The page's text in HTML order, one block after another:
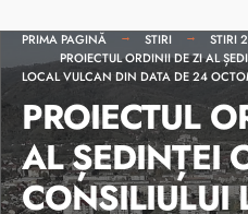
PRIMA PAGINĂ STIRI STIRI
PROIECTUL ORDINII DE ZI AL
LOCAL VULCAN DIN DATA DE 24
PROIECTUL
AL ȘEDINȚEI
CONSILIULUI